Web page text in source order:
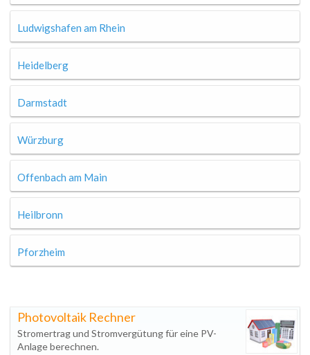
Ludwigshafen am Rhein
Heidelberg
Darmstadt
Würzburg
Offenbach am Main
Heilbronn
Pforzheim
Photovoltaik Rechner
Stromertrag und Stromvergütung für eine PV-
Anlage berechnen.